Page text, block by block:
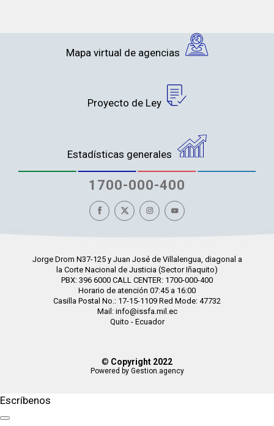
Mapa virtual de agencias
Proyecto de Ley
Estadísticas generales
1700-000-400
© Copyright 2022
Powered by Gestion.agency
Jorge Drom N37-125 y Juan José de Villalengua, diagonal a
la Corte Nacional de Justicia (Sector Iñaquito)
PBX: 396 6000 CALL CENTER: 1700-000-400
Horario de atención 07:45 a 16:00
Casilla Postal No.: 17-15-1109 Red Mode: 47732
Mail: info@issfa.mil.ec
Quito - Ecuador
Escríbenos